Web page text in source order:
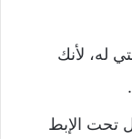
له، لأنك
تحت الإبط